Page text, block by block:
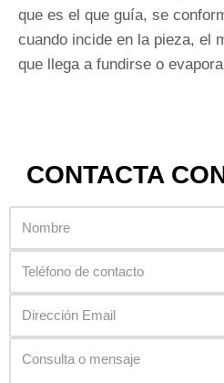
que es el que guía, se
cuando incide en la pieza, el
que llega a fundirse o
CONTACTA